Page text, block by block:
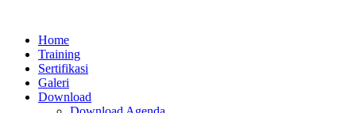
kontenHome
Training
Sertifikasi
Galeri
Download